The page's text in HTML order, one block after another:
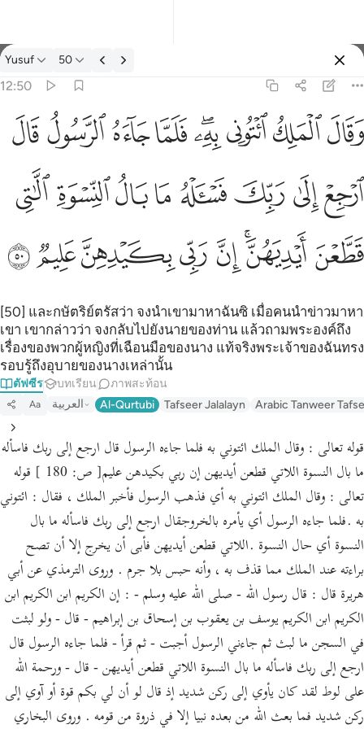
ตัฟซีร: Yusuf 12:50
Yusuf 50
12:50
فاساله ما بال النسوة اللاتي قطعن ايديهن ان ربي بكيدهن عليم ٥٠
مَا بَالُ ٱلنِّسْوَةِ ٱلَّـٰتِى قَطَّعْنَ أَيْدِيَهُنَّ ۚ إِنَّ رَبِّى بِكَيْدِهِنَّ عَلِيمٌۭ ٥٠ﲙﲚﲛﲜﲝﲞﲟﲠﲡ
ﲢﲣﲤﲥ ﲦﲧﲨﲩ
ﲪﲫﲬﲭ ﲮﲯﲰﲱ
[50] และกษัตริย์ตรัสว่า จงนำเขามาหาฉันซิ เมื่อคนนำข่าวมาหา
เขา เขากล่าวว่า จงกลับไปยังนายของท่าน แล้วถามพระองค์ถึง
เรื่องของพวกผู้หญิงที่เฉือนมือของนาง แท้จริงพระเจ้าของฉันทรง
รอบรู้ถึงอุบายของนางเหล่านั้น
ตัฟซีร บทเรียน ภาพสะท้อน
Aa العربية Al-Qurtubi Tafseer Jalalayn Arabic Tanweer
قوله تعالى : وقال الملك ائتوني به فلما جاءه الرسول قال ارجع إلى ربك فاسأله
ما بال النسوة اللاتي قطعن أيديهن إن ربي بكيدهن عليم[ ص: 180 ] قوله
تعالى : وقال الملك ائتوني به أي فذهب الرسول فأخبر الملك ، فقال : ائتوني
به .فلما جاءه الرسول أي يأمره بالخروجقال ارجع إلى ربك فاسأله ما بال
النسوة أي حال النسوة .اللاتي قطعن أيديهن فأبى أن يخرج إلا أن تصح
براءته عند الملك مما قذف به ، وأنه حبس بلا جرم . وروى الترمذي عن أبي
هريرة قال : قال رسول الله - صلى الله عليه وسلم - : إن الكريم ابن الكريم ابن
الكريم ابن الكريم يوسف بن يعقوب بن إسحاق بن إبراهيم - قال - ولو لبثت
في السجن ما لبث ثم جاءني الرسول أجبت - ثم قرأ - فلما جاءه الرسول قال
ارجع إلى ربك فاسأله ما بال النسوة اللاتي قطعن أيديهن - قال - ورحمة الله
على لوط لقد كان يأوي إلى ركن شديد إذ قال لو أن لي بكم قوة أو آوي إلى
ركن شديد فما بعث الله من بعده نبيا إلا في ذروة من قومه . وروى البخاري